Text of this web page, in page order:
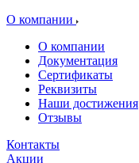
О компании
О компании
Документация
Сертификаты
Реквизиты
Наши достижения
Отзывы
Контакты
Акции